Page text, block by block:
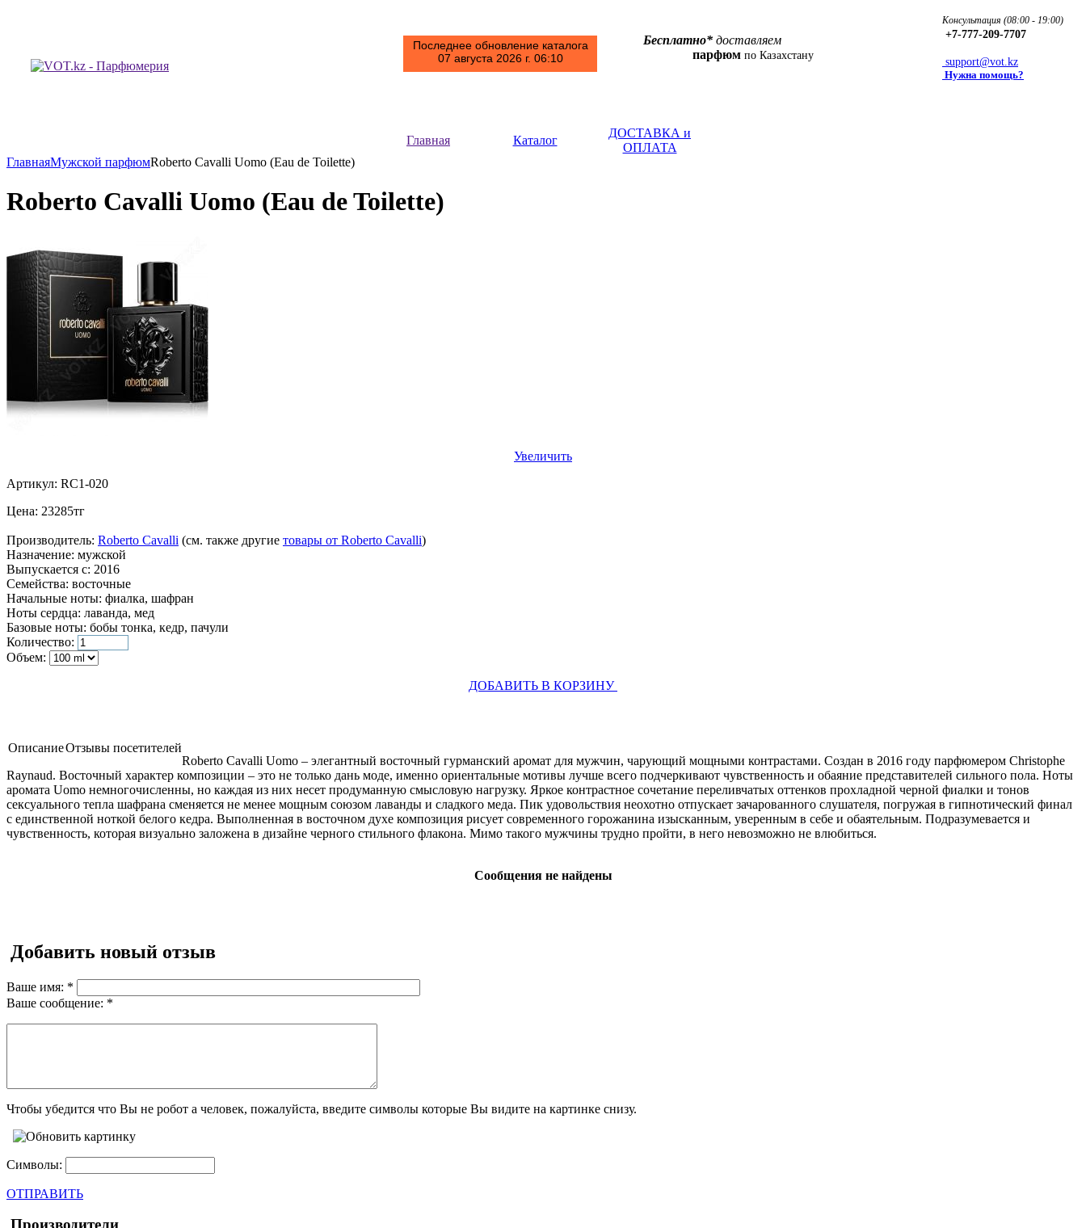
Последнее обновление каталога
07 августа 2026 г. 06:10
Бесплатно* доставляем
парфюм по Казахстану
Консультация (08:00 - 19:00)
+7-777-209-7707
support@vot.kz
Нужна помощь?
Главная Каталог
ДОСТАВКА и
ОПЛАТА
ГлавнаяМужской парфюмRoberto Cavalli Uomo (Eau de Toilette)
Roberto Cavalli Uomo (Eau de Toilette)
Увеличить
Артикул: RC1-020
Цена: 23285тг
Производитель: Roberto Cavalli (см. также другие товары от Roberto Cavalli)
Назначение: мужской
Выпускается с: 2016
Семейства: восточные
Начальные ноты: фиалка, шафран
Ноты сердца: лаванда, мед
Базовые ноты: бобы тонка, кедр, пачули
Количество:
Объем:
ДОБАВИТЬ В КОРЗИНУ
ОписаниеОтзывы посетителей
Roberto Cavalli Uomo – элегантный восточный гурманский аромат для мужчин, чарующий мощными контрастами. Создан в 2016 году парфюмером Christophe
Raynaud. Восточный характер композиции – это не только дань моде, именно ориентальные мотивы лучше всего подчеркивают чувственность и обаяние представителей сильного пола. Ноты
аромата Uomo немногочисленны, но каждая из них несет продуманную смысловую нагрузку. Яркое контрастное сочетание переливчатых оттенков прохладной черной фиалки и тонов
сексуального тепла шафрана сменяется не менее мощным союзом лаванды и сладкого меда. Пик удовольствия неохотно отпускает зачарованного слушателя, погружая в гипнотический финал
с единственной ноткой белого кедра. Выполненная в восточном духе композиция рисует современного горожанина изысканным, уверенным в себе и обаятельным. Подразумевается и
чувственность, которая визуально заложена в дизайне черного стильного флакона. Мимо такого мужчины трудно пройти, в него невозможно не влюбиться.
Сообщения не найдены
Добавить новый отзыв
Ваше имя: *
Ваше сообщение: *
Чтобы убедится что Вы не робот а человек, пожалуйста, введите символы которые Вы видите на картинке снизу.
Символы:
ОТПРАВИТЬ